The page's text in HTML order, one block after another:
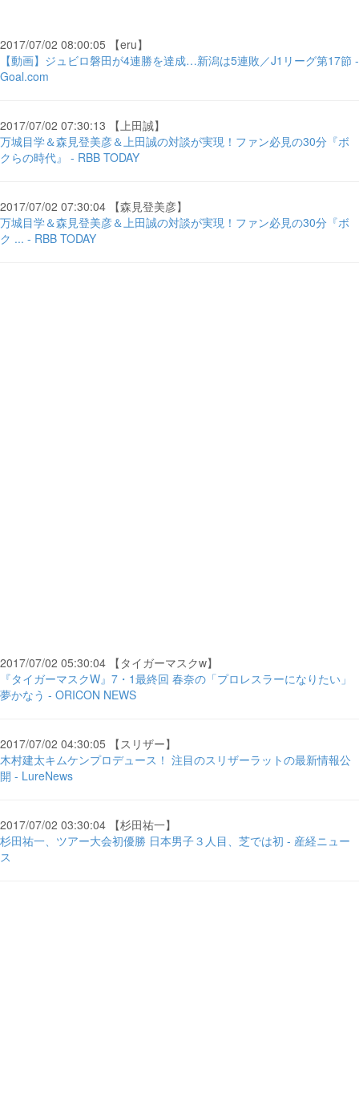
2017/07/02 08:00:05 【eru】
【動画】ジュビロ磐田が4連勝を達成…新潟は5連敗／J1リーグ第17節 -
Goal.com
2017/07/02 07:30:13 【上田誠】
万城目学＆森見登美彦＆上田誠の対談が実現！ファン必見の30分『ボ
クらの時代』 - RBB TODAY
2017/07/02 07:30:04 【森見登美彦】
万城目学＆森見登美彦＆上田誠の対談が実現！ファン必見の30分『ボ
ク ... - RBB TODAY
2017/07/02 05:30:04 【タイガーマスクw】
『タイガーマスクW』7・1最終回 春奈の「プロレスラーになりたい」
夢かなう - ORICON NEWS
2017/07/02 04:30:05 【スリザー】
木村建太キムケンプロデュース！ 注目のスリザーラットの最新情報公
開 - LureNews
2017/07/02 03:30:04 【杉田祐一】
杉田祐一、ツアー大会初優勝 日本男子３人目、芝では初 - 産経ニュー
ス